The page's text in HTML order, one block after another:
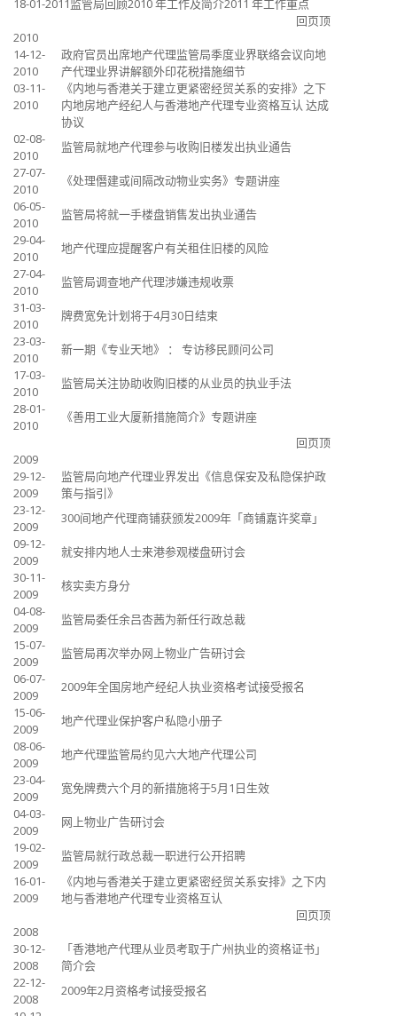
18-01-2011监管局回顾2010 年工作及简介2011 年工作重点
回页顶
2010
14-12-
2010
政府官员出席地产代理监管局季度业界联络会议向地
产代理业界讲解额外印花税措施细节
03-11-
2010
《内地与香港关于建立更紧密经贸关系的安排》之下
内地房地产经纪人与香港地产代理专业资格互认 达成
协议
02-08-
2010
监管局就地产代理参与收购旧楼发出执业通告
27-07-
2010
《处理僭建或间隔改动物业实务》专题讲座
06-05-
2010
监管局将就一手楼盘销售发出执业通告
29-04-
2010
地产代理应提醒客户有关租住旧楼的风险
27-04-
2010
监管局调查地产代理涉嫌违规收票
31-03-
2010
牌费宽免计划将于4月30日结束
23-03-
2010
新一期《专业天地》 ： 专访移民顾问公司
17-03-
2010
监管局关注协助收购旧楼的从业员的执业手法
28-01-
2010
《善用工业大厦新措施简介》专题讲座
回页顶
2009
29-12-
2009
监管局向地产代理业界发出《信息保安及私隐保护政
策与指引》
23-12-
2009
300间地产代理商铺获颁发2009年「商铺嘉许奖章」
09-12-
2009
就安排内地人士来港参观楼盘研讨会
30-11-
2009
核实卖方身分
04-08-
2009
监管局委任余吕杏茜为新任行政总裁
15-07-
2009
监管局再次举办网上物业广告研讨会
06-07-
2009
2009年全国房地产经纪人执业资格考试接受报名
15-06-
2009
地产代理业保护客户私隐小册子
08-06-
2009
地产代理监管局约见六大地产代理公司
23-04-
2009
宽免牌费六个月的新措施将于5月1日生效
04-03-
2009
网上物业广告研讨会
19-02-
2009
监管局就行政总裁一职进行公开招聘
16-01-
2009
《内地与香港关于建立更紧密经贸关系安排》之下内
地与香港地产代理专业资格互认
回页顶
2008
30-12-
2008
「香港地产代理从业员考取于广州执业的资格证书」
简介会
22-12-
2008
2009年2月资格考试接受报名